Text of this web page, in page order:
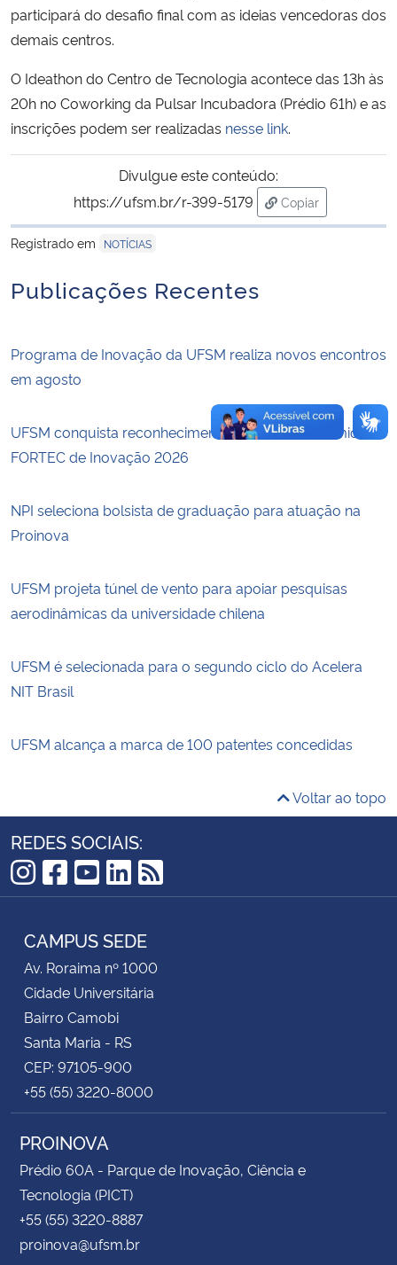
Controladoria-Geral da União
Secretaria-Geral
Gabinete de Segurança Institucional
Advocacia-Geral da União
Banco Central do Brasil
Planalto
participará do desafio final com as ideias vencedoras dos
demais centros.
O Ideathon do Centro de Tecnologia acontece das 13h às
20h no Coworking da Pulsar Incubadora (Prédio 61h) e as
inscrições podem ser realizadas nesse link.
Divulgue este conteúdo:
https://ufsm.br/r-399-5179
Copiar
para área de
Registrado em
NOTÍCIAS
Publicações Recentes
Programa de Inovação da UFSM realiza novos encontros
em agosto
UFSM conquista reconhecimento nacional no Prêmio
FORTEC de Inovação 2026
NPI seleciona bolsista de graduação para atuação na
Proinova
UFSM projeta túnel de vento para apoiar pesquisas
aerodinâmicas da universidade chilena
UFSM é selecionada para o segundo ciclo do Acelera
NIT Brasil
UFSM alcança a marca de 100 patentes concedidas
Voltar ao topo
REDES SOCIAIS:
Instagram
Facebook
YouTube
LinkedIn
RSS
CAMPUS SEDE
Av. Roraima nº 1000
Cidade Universitária
Bairro Camobi
Santa Maria - RS
CEP: 97105-900
+55 (55) 3220-8000
PROINOVA
Prédio 60A - Parque de Inovação, Ciência e
Tecnologia (PICT)
+55 (55) 3220-8887
proinova@ufsm.br